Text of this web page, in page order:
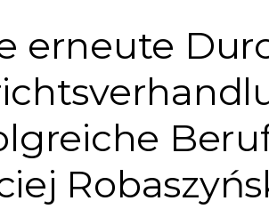
erneute